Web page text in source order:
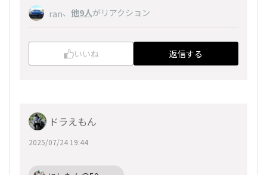
ran、 他9人がリアクション
いいね 返信する
ドラえもん
2025/07/24 19:44